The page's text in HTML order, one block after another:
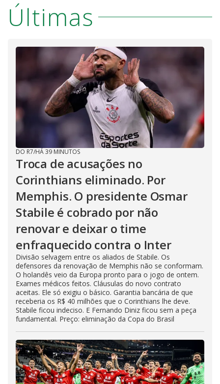
Últimas
DO R7/HÁ 39 MINUTOS
Troca de acusações no
Corinthians eliminado. Por
Memphis. O presidente Osmar
Stabile é cobrado por não
renovar e deixar o time
enfraquecido contra o Inter
Divisão selvagem entre os aliados de Stabile. Os
defensores da renovação de Memphis não se conformam.
O holandês veio da Europa pronto para o jogo de ontem.
Exames médicos feitos. Cláusulas do novo contrato
aceitas. Ele só exigiu o básico. Garantia bancária de que
receberia os R$ 40 milhões que o Corinthians lhe deve.
Stabile ficou indeciso. E Fernando Diniz ficou sem a peça
fundamental. Preço: eliminação da Copa do Brasil